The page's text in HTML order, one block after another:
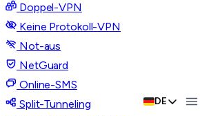
Doppel-VPN
Keine Protokoll-VPN
Not-aus
NetGuard
Online-SMS
Split-Tunneling
DE